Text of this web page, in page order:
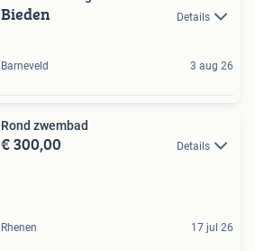
Bieden Details
Barneveld 3 aug 26
Rond zwembad
€ 300,00 Details
Rhenen 17 jul 26